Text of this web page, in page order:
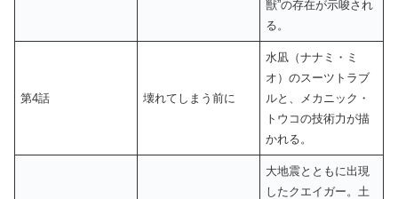
獣”の存在が示唆され
る。
第4話 壊れてしまう前に
水凪（ナナミ・ミ
オ）のスーツトラブ
ルと、メカニック・
トウコの技術力が描
かれる。
大地震とともに出現
したクエイガー。土